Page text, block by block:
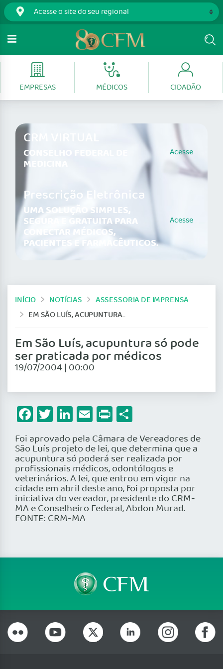
EMPRESAS MÉDICOS CIDADÃO
CRM VIRTUAL
CONSELHO FEDERAL DE
MEDICINA
Acesse
Prescrição Eletrônica
UMA SOLUÇÃO SIMPLES,
SEGURA E GRATUITA PARA
CONECTAR MÉDICOS,
PACIENTES E FARMACÊUTICOS.
Acesse
INÍCIO NOTÍCIAS
ASSESSORIA DE IMPRENSA
EM SÃO LUÍS, ACUPUNTURA SÓ PODE SER PRATICADA POR MÉDICOS
Em São Luís, acupuntura só pode
ser praticada por médicos
19/07/2004 | 00:00
Facebook
Twitter
LinkedIn
Email
Print
Foi aprovado pela Câmara de Vereadores de
São Luís projeto de lei, que determina que a
acupuntura só poderá ser realizada por
profissionais médicos, odontólogos e
veterinários. A lei, que entrou em vigor na
cidade em abril deste ano, foi proposta por
iniciativa do vereador, presidente do CRM-
MA e Conselheiro Federal, Abdon Murad.
FONTE: CRM-MA